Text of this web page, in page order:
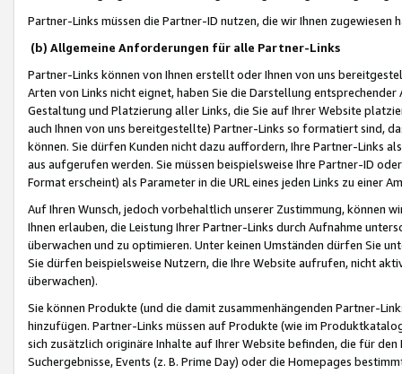
Partner-Links müssen die Partner-ID nutzen, die wir Ihnen zugewiesen
(b) Allgemeine Anforderungen für alle Partner-Links
Partner-Links können von Ihnen erstellt oder Ihnen von uns
Arten von Links nicht eignet, haben Sie die Darstellung
Gestaltung und Platzierung aller Links, die Sie auf Ihrer Website
auch Ihnen von uns bereitgestellte) Partner-Links so formatiert sind,
können. Sie dürfen Kunden nicht dazu auffordern, Ihre Partner-Links
aus aufgerufen werden. Sie müssen beispielsweise Ihre Partner-ID
Format erscheint) als Parameter in die URL eines jeden Links zu einer
Auf Ihren Wunsch, jedoch vorbehaltlich unserer Zustimmung, können
Ihnen erlauben, die Leistung Ihrer Partner-Links durch Aufnahme
überwachen und zu optimieren. Unter keinen Umständen dürfen Sie
Sie dürfen beispielsweise Nutzern, die Ihre Website aufrufen, nicht
überwachen).
Sie können Produkte (und die damit zusammenhängenden Partner-
hinzufügen. Partner-Links müssen auf Produkte (wie im
sich zusätzlich originäre Inhalte auf Ihrer Website befinden, die für
Suchergebnisse, Events (z. B. Prime Day) oder die Homepages